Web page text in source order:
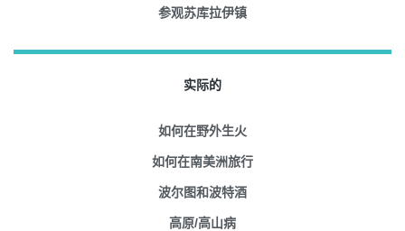
参观苏库拉伊镇
实际的
如何在野外生火
如何在南美洲旅行
波尔图和波特酒
高原/高山病